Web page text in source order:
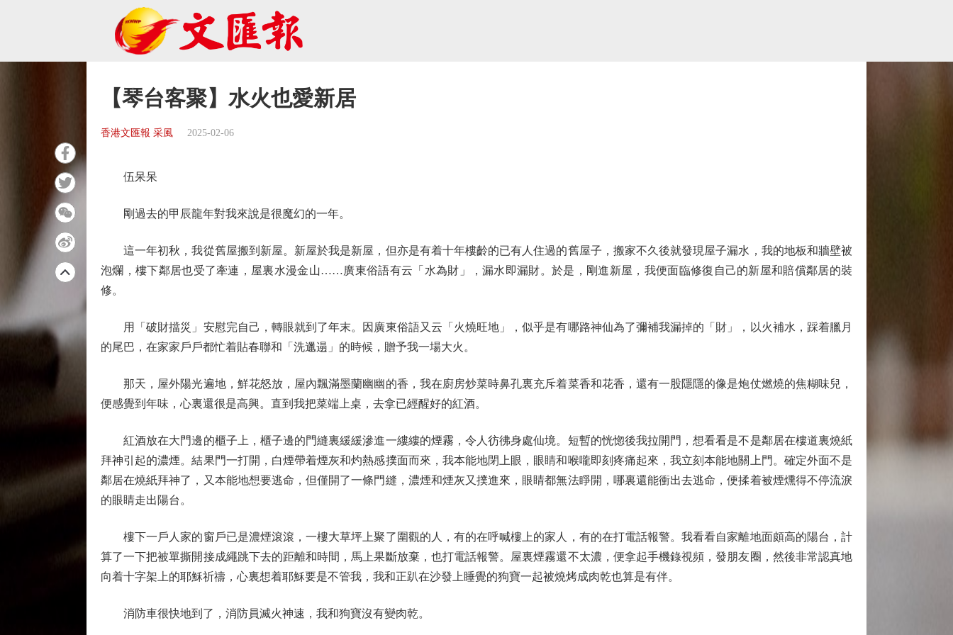
【琴台客聚】水火也愛新居
香港文匯報 采風 2025-02-06
伍呆呆
剛過去的甲辰龍年對我來說是很魔幻的一年。
這一年初秋，我從舊屋搬到新屋。新屋於我是新屋，但亦是有着十年樓齡的已有人住過的舊屋子，搬家不久後就發現屋子漏水，我的地板和牆壁被
泡爛，樓下鄰居也受了牽連，屋裏水漫金山……廣東俗語有云「水為財」，漏水即漏財。於是，剛進新屋，我便面臨修復自己的新屋和賠償鄰居的裝
修。
用「破財擋災」安慰完自己，轉眼就到了年末。因廣東俗語又云「火燒旺地」，似乎是有哪路神仙為了彌補我漏掉的「財」，以火補水，踩着臘月
的尾巴，在家家戶戶都忙着貼春聯和「洗邋遢」的時候，贈予我一場大火。
那天，屋外陽光遍地，鮮花怒放，屋內飄滿墨蘭幽幽的香，我在廚房炒菜時鼻孔裏充斥着菜香和花香，還有一股隱隱的像是炮仗燃燒的焦糊味兒，
便感覺到年味，心裏還很是高興。直到我把菜端上桌，去拿已經醒好的紅酒。
紅酒放在大門邊的櫃子上，櫃子邊的門縫裏緩緩滲進一縷縷的煙霧，令人彷彿身處仙境。短暫的恍惚後我拉開門，想看看是不是鄰居在樓道裏燒紙
拜神引起的濃煙。結果門一打開，白煙帶着煙灰和灼熱感撲面而來，我本能地閉上眼，眼睛和喉嚨即刻疼痛起來，我立刻本能地關上門。確定外面不是
鄰居在燒紙拜神了，又本能地想要逃命，但僅開了一條門縫，濃煙和煙灰又撲進來，眼睛都無法睜開，哪裏還能衝出去逃命，便揉着被煙燻得不停流淚
的眼睛走出陽台。
樓下一戶人家的窗戶已是濃煙滾滾，一樓大草坪上聚了圍觀的人，有的在呼喊樓上的家人，有的在打電話報警。我看看自家離地面頗高的陽台，計
算了一下把被單撕開接成繩跳下去的距離和時間，馬上果斷放棄，也打電話報警。屋裏煙霧還不太濃，便拿起手機錄視頻，發朋友圈，然後非常認真地
向着十字架上的耶穌祈禱，心裏想着耶穌要是不管我，我和正趴在沙發上睡覺的狗寶一起被燒烤成肉乾也算是有伴。
消防車很快地到了，消防員滅火神速，我和狗寶沒有變肉乾。